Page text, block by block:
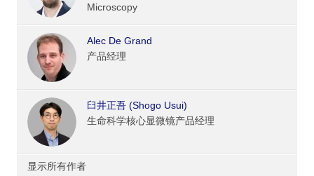
Microscopy
Alec De Grand
产品经理
臼井正吾 (Shogo Usui)
生命科学核心显微镜产品经理
显示所有作者